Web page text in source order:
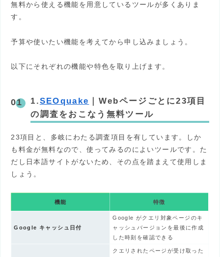
無料から使える機能を用意しているツールが多くありま
す。
予算や使いたい機能を考えてから申し込みましょう。
以下にそれぞれの機能や特色を取り上げます。
1.SEOquake
Webページごとに23項目
の調査をおこなう無料ツール
23項目と、多岐にわたる調査項目を有しています。しか
も料金が無料なので、使ってみるのによいツールです。た
だし日本語サイトがないため、その点を踏まえて使用しま
しょう。
機能 特徴
Google キャッシュ日付
Google がクエリ対象ページのキ
ャッシュバージョンを最後に作成
した時刻を確認できる
クエリされたページが受け取った